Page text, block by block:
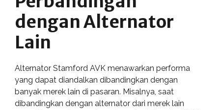
dengan Alternator
Lain
Alternator Stamford AVK menawarkan performa
yang dapat diandalkan dibandingkan dengan
banyak merek lain di pasaran. Misalnya, saat
dibandingkan dengan alternator dari merek lain